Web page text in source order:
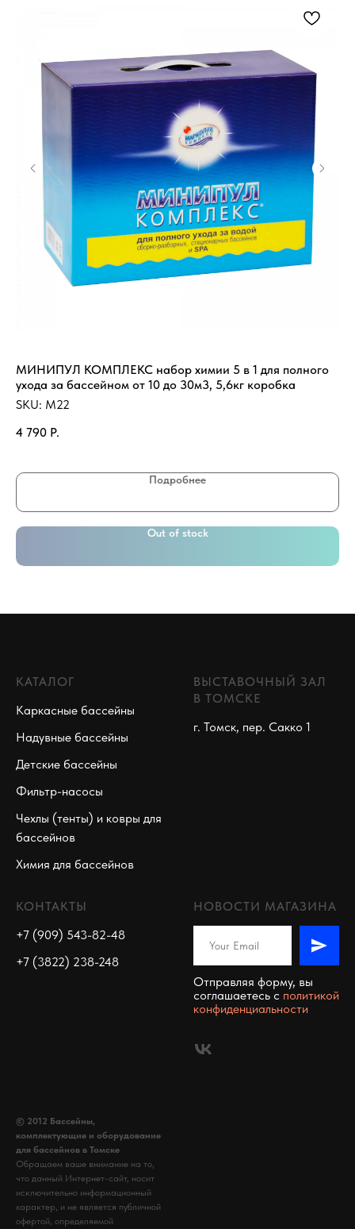
МИНИПУЛ КОМПЛЕКС набор химии 5 в 1 для полного
ухода за бассейном от 10 до 30м3, 5,6кг коробка
SKU: M22
4 790 Р.
Подробнее
Out of stock
КАТАЛОГ
Каркасные бассейны
Надувные бассейны
Детские бассейны
Фильтр-насосы
Чехлы (тенты) и ковры для
бассейнов
Химия для бассейнов
ВЫСТАВОЧНЫЙ ЗАЛ
В ТОМСКЕ
г. Томск, пер. Сакко 1
КОНТАКТЫ
+7 (909) 543-82-48
+7 (3822) 238-248
НОВОСТИ МАГАЗИНА
Отправляя форму, вы
соглашаетесь c политикой
конфиденциальности
© 2012 Бассейны,
комплектующие и оборудование
для бассейнов в Томске
Обращаем ваше внимание на то,
что данный Интернет-сайт, носит
исключительно информационный
характер, и не является публичной
офертой, определяемой